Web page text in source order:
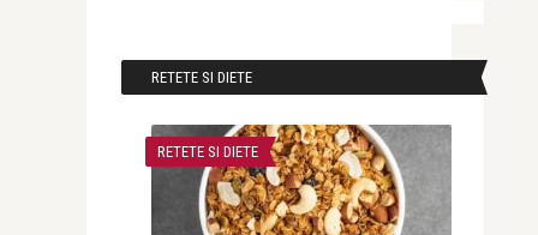
RETETE SI DIETE
RETETE SI DIETE